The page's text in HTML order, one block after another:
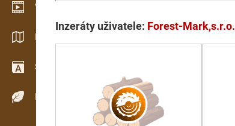
Video showroom
Katalogy / Brožury
Slovník
Dřeviny
Inzeráty uživatele: Forest-Mark,s.r.o.